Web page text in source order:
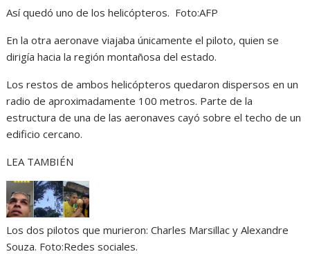
Así quedó uno de los helicópteros. Foto:AFP
En la otra aeronave viajaba únicamente el piloto, quien se
dirigía hacia la región montañosa del estado.
Los restos de ambos helicópteros quedaron dispersos en un
radio de aproximadamente 100 metros. Parte de la
estructura de una de las aeronaves cayó sobre el techo de un
edificio cercano.
LEA TAMBIÉN
Los dos pilotos que murieron: Charles Marsillac y Alexandre
Souza. Foto:Redes sociales.